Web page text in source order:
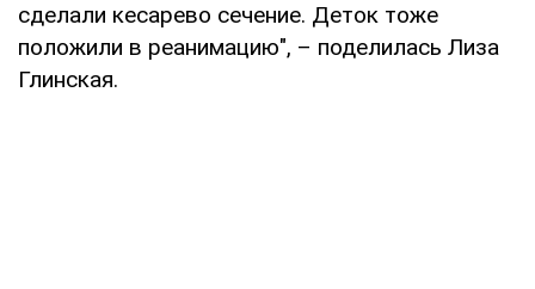
сделали кесарево сечение. Деток тоже
положили в реанимацию", – поделилась Лиза
Глинская.